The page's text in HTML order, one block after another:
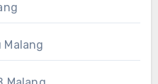
Malang